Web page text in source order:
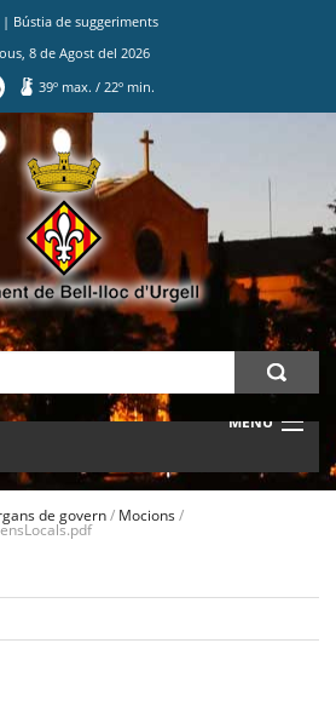
| Bústia de suggeriments
, 8de Agostdel 2026
39º max./ 22º min.
MENU
de govern/ Mocions/